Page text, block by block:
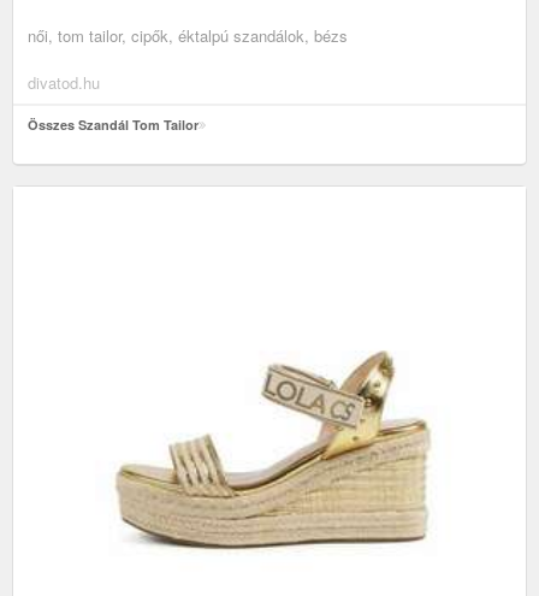
női, tom tailor, cipők, éktalpú szandálok, bézs
divatod.hu
Összes Szandál Tom Tailor